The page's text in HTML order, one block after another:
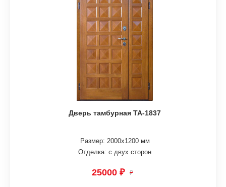
Дверь тамбурная ТА-1837
Размер: 2000х1200 мм
Отделка: с двух сторон
25000 ₽ ₽